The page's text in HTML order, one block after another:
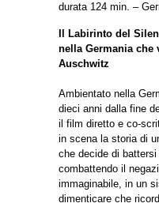
durata 124 min. –
Il Labirinto del
nella Germania che
Auschwitz
Ambientato nella
dieci anni dalla fine
il film diretto e co-
in scena la storia di
che decide di
combattendo il
immaginabile, in un
dimenticare che